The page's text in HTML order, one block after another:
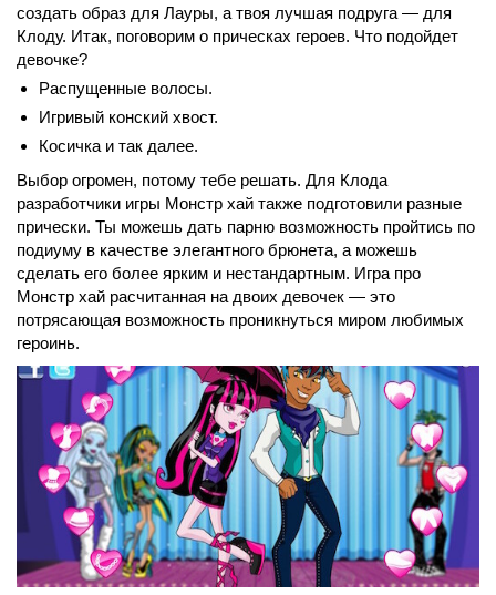
создать образ для Лауры, а твоя лучшая подруга — для
Клоду. Итак, поговорим о прическах героев. Что подойдет
девочке?
Распущенные волосы.
Игривый конский хвост.
Косичка и так далее.
Выбор огромен, потому тебе решать. Для Клода
разработчики игры Монстр хай также подготовили разные
прически. Ты можешь дать парню возможность пройтись по
подиуму в качестве элегантного брюнета, а можешь
сделать его более ярким и нестандартным. Игра про
Монстр хай расчитанная на двоих девочек — это
потрясающая возможность проникнуться миром любимых
героинь.